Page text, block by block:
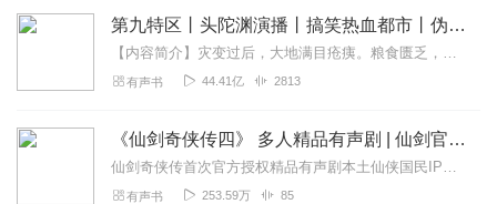
heroyyd
粤语就是亲切，好听，好听，太好听了！
又阑尾了，主题曲叫什么名字，几好听
第九特区丨头陀渊演播丨搞笑热血都市丨伪戒丨VIP免费多人有声剧
【内容简介】灾变过后，大地满目疮痍。粮食匮乏，资源紧俏，局势混乱……一位从待规划区杀出来的青年，背对着漫天黄沙，孤身来到九区谋生，却不曾想偶然结识三五好友，一念...
有声书 44.41亿 2813
《仙剑奇侠传四》 多人精品有声剧 | 仙剑官方授权|仙剑4
仙剑奇侠传首次官方授权精品有声剧本土仙侠国民IP仙侠世界观开山之作全明星阵容配音十五年传奇再现张思王之|妶耳|白杺瓒|王凯|赵毅|唐小...
有声书 253.59万 85